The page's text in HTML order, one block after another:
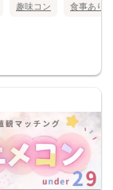
趣味コン 食事あり